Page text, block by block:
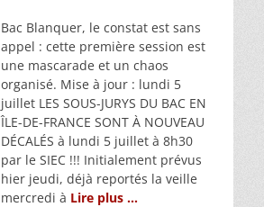
Bac Blanquer, le constat est sans
appel : cette première session est
une mascarade et un chaos
organisé. Mise à jour : lundi 5
juillet LES SOUS-JURYS DU BAC EN
ÎLE-DE-FRANCE SONT À NOUVEAU
DÉCALÉS à lundi 5 juillet à 8h30
par le SIEC !!! Initialement prévus
hier jeudi, déjà reportés la veille
mercredi à Lire plus …